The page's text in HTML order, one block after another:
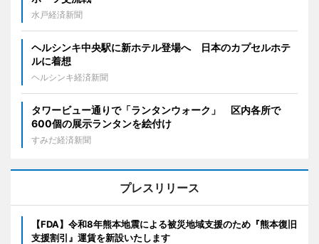
水戸経済新聞
ヘルシンキ中央駅に新ホテル登場へ 日本のカプセルホテ
ルに着想
ヘルシンキ経済新聞
タワービュー通りで「ランタンウォーク」 区内各所で
600個の展示ランタンを絵付け
すみだ経済新聞
プレスリリース
【FDA】令和8年熊本地震による被災地域支援のため『熊本復旧
支援割引』運賃を新設いたします